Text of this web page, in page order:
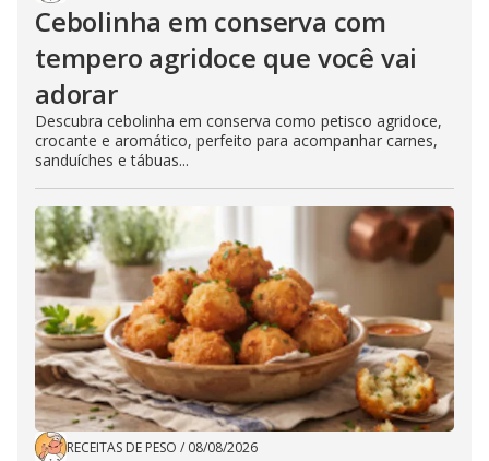
Cebolinha em conserva com
tempero agridoce que você vai
adorar
Descubra cebolinha em conserva como petisco agridoce,
crocante e aromático, perfeito para acompanhar carnes,
sanduíches e tábuas...
RECEITAS DE PESO / 08/08/2026